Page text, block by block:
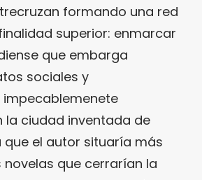
formando una red
superior: enmarcar
que embarga
sociales y
la ciudad inventada de
que el autor situaría más
que cerrarían la